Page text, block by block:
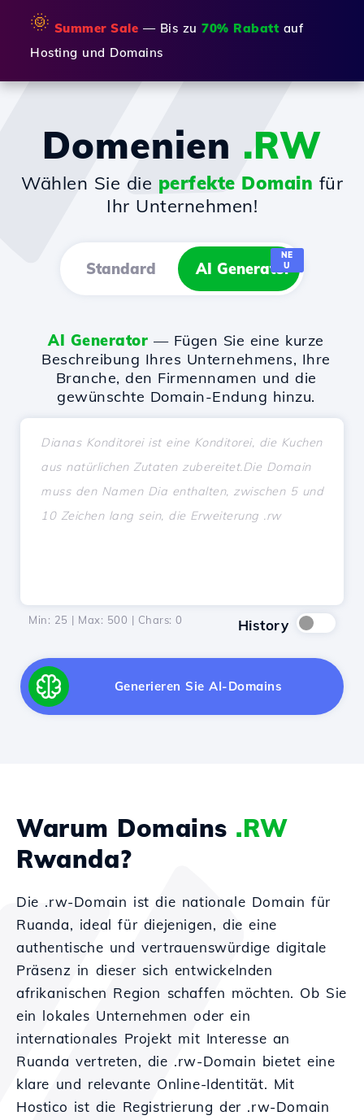
🌞 Summer Sale — Bis zu 70% Rabatt auf
Hosting und Domains
Domenien .RW
Wählen Sie die perfekte Domain für
Ihr Unternehmen!
Standard AI Generator
NE
U
AI Generator — Fügen Sie eine kurze
Beschreibung Ihres Unternehmens, Ihre
Branche, den Firmennamen und die
gewünschte Domain-Endung hinzu.
Min: 25 | Max: 500 | Chars: 0 History
Generieren Sie AI-Domains
Warum Domains .RW
Rwanda?
Die .rw-Domain ist die nationale Domain für
Ruanda, ideal für diejenigen, die eine
authentische und vertrauenswürdige digitale
Präsenz in dieser sich entwickelnden
afrikanischen Region schaffen möchten. Ob Sie
ein lokales Unternehmen oder ein
internationales Projekt mit Interesse an
Ruanda vertreten, die .rw-Domain bietet eine
klare und relevante Online-Identität. Mit
Hostico ist die Registrierung der .rw-Domain